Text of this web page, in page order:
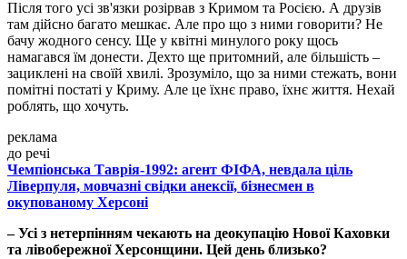
Після того усі зв'язки розірвав з Кримом та Росією. А друзів
там дійсно багато мешкає. Але про що з ними говорити? Не
бачу жодного сенсу. Ще у квітні минулого року щось
намагався їм донести. Дехто ще притомний, але більшість –
зациклені на своїй хвилі. Зрозуміло, що за ними стежать, вони
помітні постаті у Криму. Але це їхнє право, їхнє життя. Нехай
роблять, що хочуть.
реклама
до речі
Чемпіонська Таврія-1992: агент ФІФА, невдала ціль
Ліверпуля, мовчазні свідки анексії, бізнесмен в
окупованому Херсоні
– Усі з нетерпінням чекають на деокупацію Нової Каховки
та лівобережної Херсонщини. Цей день близько?